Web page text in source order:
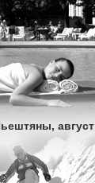
август